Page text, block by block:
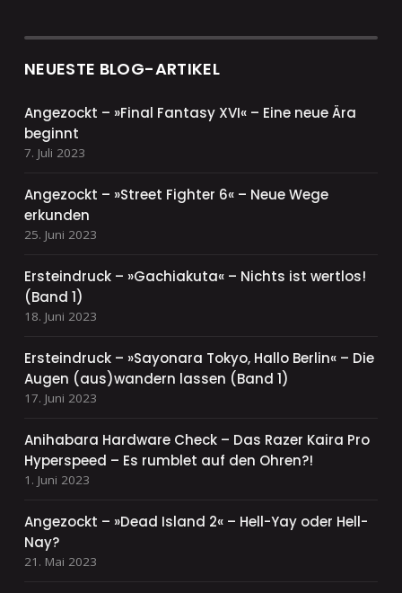
NEUESTE BLOG-ARTIKEL
Angezockt – »Final Fantasy XVI« – Eine neue Ära
beginnt
7. Juli 2023
Angezockt – »Street Fighter 6« – Neue Wege
erkunden
25. Juni 2023
Ersteindruck – »Gachiakuta« – Nichts ist wertlos!
(Band 1)
18. Juni 2023
Ersteindruck – »Sayonara Tokyo, Hallo Berlin« – Die
Augen (aus)wandern lassen (Band 1)
17. Juni 2023
Anihabara Hardware Check – Das Razer Kaira Pro
Hyperspeed – Es rumblet auf den Ohren?!
1. Juni 2023
Angezockt – »Dead Island 2« – Hell-Yay oder Hell-
Nay?
21. Mai 2023